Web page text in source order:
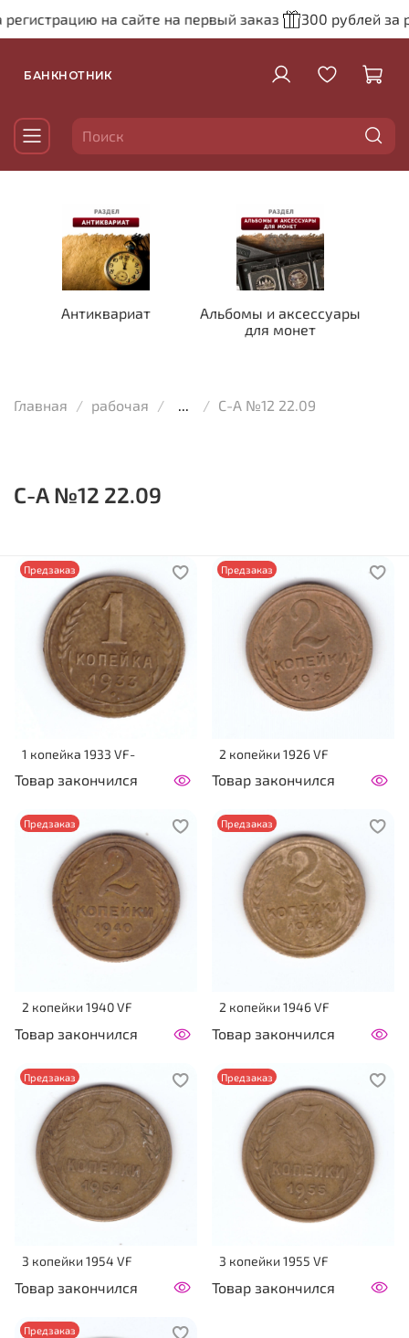
на сайте на первый заказ 300 рублей за
БАНКНОТНИК
Антиквариат
Альбомы и аксессуары
для монет
Главная рабочая ... С-А №12 22.09
С-А №12 22.09
Предзаказ
1 копейка 1933 VF-
Товар закончился
Предзаказ
2 копейки 1926 VF
Товар закончился
Предзаказ
2 копейки 1940 VF
Товар закончился
Предзаказ
2 копейки 1946 VF
Товар закончился
Предзаказ
3 копейки 1954 VF
Товар закончился
Предзаказ
3 копейки 1955 VF
Товар закончился
Предзаказ